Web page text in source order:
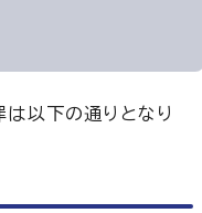
以下の通りとなり